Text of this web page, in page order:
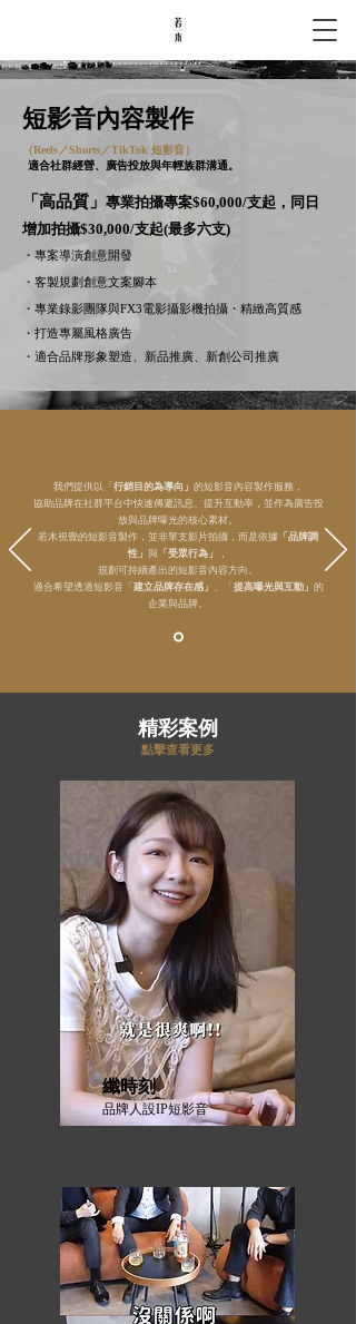
短影音內容製作
（Reels／Shorts／TikTok 短影音）
適合社群經營、廣告投放與年輕族群溝通。
「高品質」 專業拍攝專案$60,000/支起，同日
增加拍攝$30,000/支起(最多六支)
・專案導演創意開發
・客製規劃創意文案腳本
・專業錄影團隊與FX3電影攝影機拍攝・精緻高質感
・打造專屬風格廣告
・適合品牌形象塑造、新品推廣、新創公司推廣
我們提供以「 行銷目的為導向」 的短影音內容製作服務，
協助品牌在社群平台中快速傳遞訊息、提升互動率，並作為廣告投
放與品牌曝光的核心素材。
若木視覺的短影音製作，並非單支影片拍攝，而是依據 「品牌調
性」 與 「受眾行為」
，
規劃可持續產出的短影音內容方向。
適合希望透過短影音「 建立品牌存在感」 、「 提高曝光與互動」 的
企業與品牌。
精彩案例
點擊查看更多
纖時刻
品牌人設IP短影音